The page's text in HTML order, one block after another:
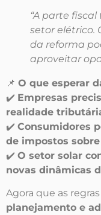
“A parte
setor elétrico.
da reforma
aproveitar
📌 O que esperar
✔️ Empresas
realidade
✔️ Consumidores
de impostos
✔️ O setor solar
novas dinâmicas
Agora que as
planejamento e